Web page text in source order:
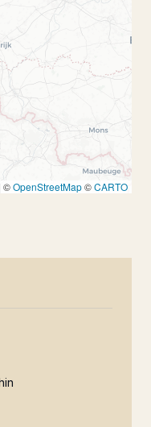
©OpenStreetMap©CARTO